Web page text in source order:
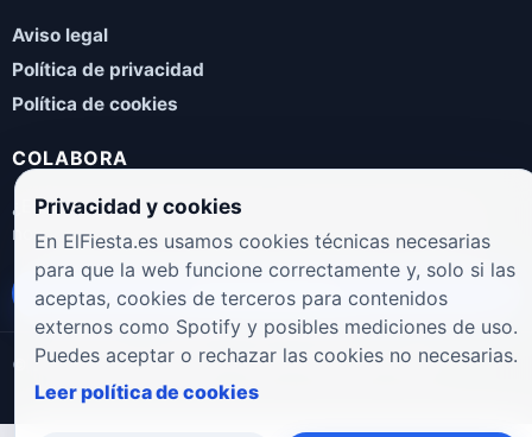
Aviso legal
Política de privacidad
Política de cookies
COLABORA
¿Eres artista, manager, sello o promotor? Envíanos tus
novedades, galas, entrevistas o propuestas musicales.
Enviar propuesta
© 2026 ElFiesta.es Noticias · Galas · Entrevistas · Música
Privacidad y cookies
En ElFiesta.es usamos cookies técnicas necesarias
para que la web funcione correctamente y, solo si las
aceptas, cookies de terceros para contenidos
externos como Spotify y posibles mediciones de uso.
Puedes aceptar o rechazar las cookies no necesarias.
Leer política de cookies